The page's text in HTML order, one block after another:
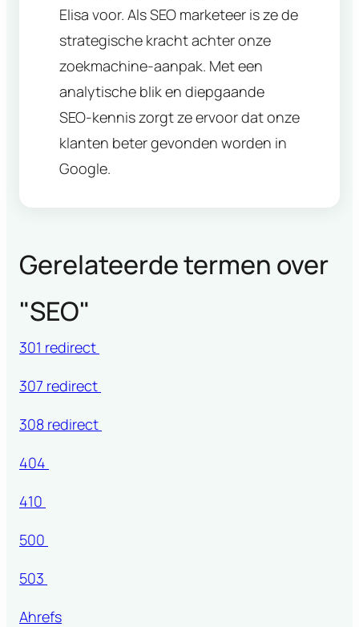
Elisa voor. Als SEO marketeer is ze de
strategische kracht achter onze
zoekmachine-aanpak. Met een
analytische blik en diepgaande
SEO-kennis zorgt ze ervoor dat onze
klanten beter gevonden worden in
Google.
Gerelateerde termen over
"SEO"
301 redirect
307 redirect
308 redirect
404
410
500
503
Ahrefs